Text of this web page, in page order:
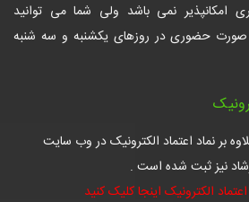
امکانپذیر نمی باشد ولی شما می توانید
حضوری در روزهای یکشنبه و سه شنبه
بر نماد اعتماد الکترونیک در وب سایت
نیز ثبت شده است .
الکترونیک اینجا کلیک کنید